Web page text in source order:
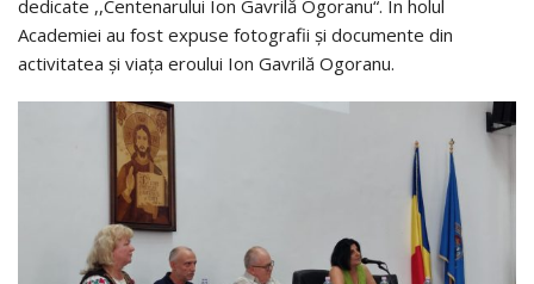
dedicate ,,Centenarului Ion Gavrilă Ogoranu“. În holul
Academiei au fost expuse fotografii și documente din
activitatea și viața eroului Ion Gavrilă Ogoranu.